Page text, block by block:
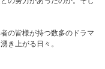
の皆様が持つ数多のドラマ
き上がる日々。